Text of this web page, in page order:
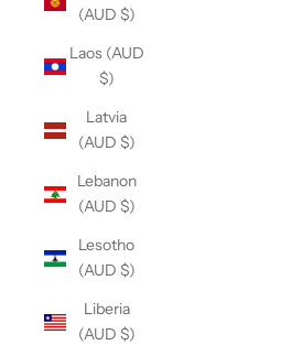
(AUD $)
Laos (AUD
$)
Latvia
(AUD $)
Lebanon
(AUD $)
Lesotho
(AUD $)
Liberia
(AUD $)